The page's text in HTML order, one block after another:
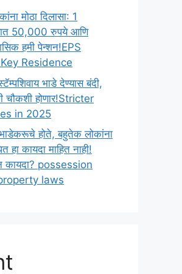
मोठा दिलासा: 1
50,000 रुपये आणि
हमी पेन्शन!EPS
Residence
भाडे देण्यास बंदी,
चौकशी होणार!Stricter
in 2025
भाडेकरूचे होते, बहुतेक लोकांना
हा कायदा माहित नाही!
कायदा? possession
laws